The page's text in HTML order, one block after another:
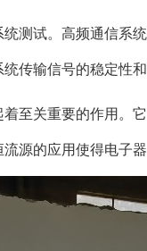
测试。高频通信系
传输信号的稳定性和
至关重要的作用。
源的应用使得电子